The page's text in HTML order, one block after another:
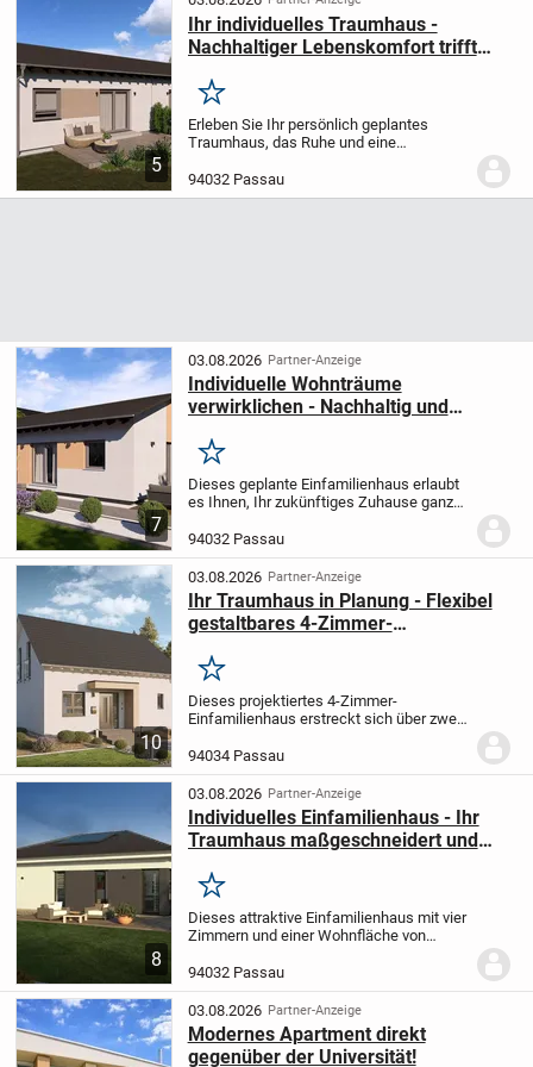
5
Ihr individuelles Traumhaus -
Nachhaltiger Lebenskomfort trifft
Merken
Erleben Sie Ihr persönlich geplantes
Traumhaus, das Ruhe und eine
Dieses geschickt konzipierte
Einfamilienhaus in ebenerdiger Bauweise
94032 Passau
7
03.08.2026 Partner-Anzeige
Individuelle Wohnträume
verwirklichen - Nachhaltig und
Merken
Dieses geplante Einfamilienhaus erlaubt
es Ihnen, Ihr zukünftiges Zuhause ganz
Anforderungen zu gestalten. Mit einer
großzügigen Wohnfläche von 66,92 m²
auf einer Ebene...
94032 Passau
10
03.08.2026 Partner-Anzeige
Ihr Traumhaus in Planung - Flexibel
gestaltbares 4-Zimmer-
Ausstattung
Merken
Dieses projektiertes 4-Zimmer-
Einfamilienhaus erstreckt sich über zwei
Wohnfläche von 142,23 m² eine ideale
Basis, um Ihr individuelles Wunschhaus
genau nach Ihren...
94034 Passau
8
03.08.2026 Partner-Anzeige
Individuelles Einfamilienhaus - Ihr
Traumhaus maßgeschneidert und
Merken
Dieses attraktive Einfamilienhaus mit vier
Zimmern und einer Wohnfläche von
und ganz nach Ihren persönlichen
Wünschen realisiert. Das ebenerdige
Gebäude bietet...
94032 Passau
03.08.2026 Partner-Anzeige
Modernes Apartment direkt
gegenüber der Universität!